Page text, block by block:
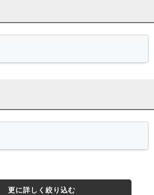
更に詳しく絞り込む